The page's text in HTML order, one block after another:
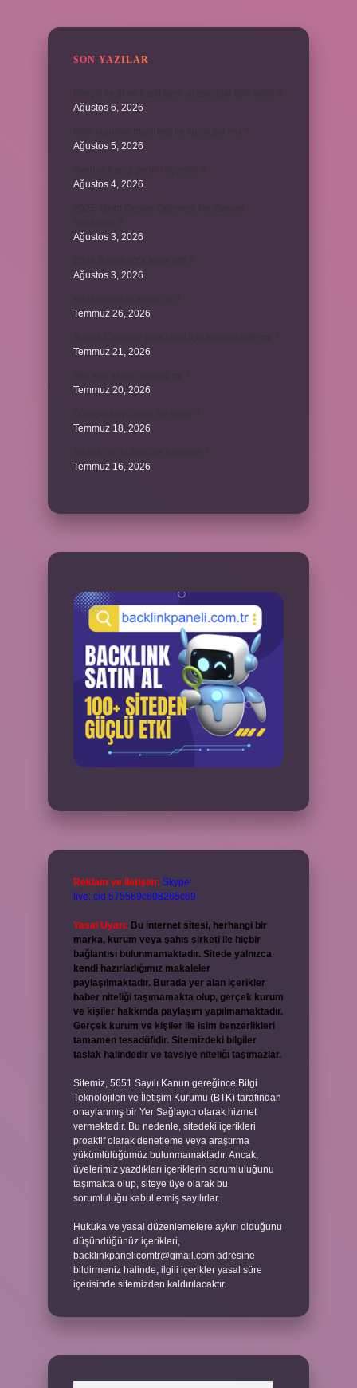
SON YAZILAR
Ağustos 6, 2026
Ağustos 5, 2026
Ağustos 4, 2026
Ağustos 3, 2026
Ağustos 3, 2026
Temmuz 26, 2026
Temmuz 21, 2026
Temmuz 20, 2026
Temmuz 18, 2026
Temmuz 16, 2026
Reklam ve İletişim: Skype:
live:.cid.575569c608265c69
Yasal Uyarı: Bu internet sitesi, herhangi bir
marka, kurum veya şahıs şirketi ile hiçbir
bağlantısı bulunmamaktadır. Sitede yalnızca
kendi hazırladığımız makaleler
paylaşılmaktadır. Burada yer alan içerikler
haber niteliği taşımamakta olup, gerçek kurum
ve kişiler hakkında paylaşım yapılmamaktadır.
Gerçek kurum ve kişiler ile isim benzerlikleri
tamamen tesadüfidir. Sitemizdeki bilgiler
taslak halindedir ve tavsiye niteliği taşımazlar.
Sitemiz, 5651 Sayılı Kanun gereğince Bilgi
Teknolojileri ve İletişim Kurumu (BTK) tarafından
onaylanmış bir Yer Sağlayıcı olarak hizmet
vermektedir. Bu nedenle, sitedeki içerikleri
proaktif olarak denetleme veya araştırma
yükümlülüğümüz bulunmamaktadır. Ancak,
üyelerimiz yazdıkları içeriklerin sorumluluğunu
taşımakta olup, siteye üye olarak bu
sorumluluğu kabul etmiş sayılırlar.
Hukuka ve yasal düzenlemelere aykırı olduğunu
düşündüğünüz içerikleri,
backlinkpanelicomtr@gmail.com adresine
bildirmeniz halinde, ilgili içerikler yasal süre
içerisinde sitemizden kaldırılacaktır.